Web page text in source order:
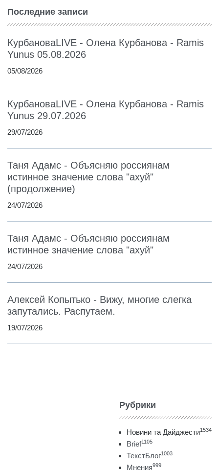
Последние записи
КурбановаLIVE - Олена Курбанова - Ramis
Yunus 05.08.2026
05/08/2026
КурбановаLIVE - Олена Курбанова - Ramis
Yunus 29.07.2026
29/07/2026
Таня Адамс - Объясняю россиянам
истинное значение слова "ахуй"
(продолжение)
24/07/2026
Таня Адамс - Объясняю россиянам
истинное значение слова "ахуй"
24/07/2026
Алексей Копытько - Вижу, многие слегка
запутались. Распутаем.
19/07/2026
Рубрики
Новини та Дайджести1534
Brief1105
ТекстБлог1003
Мнения999